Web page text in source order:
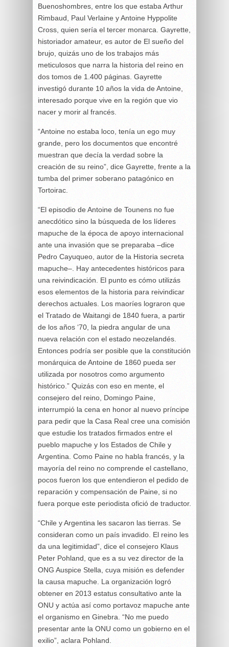
Buenoshombres, entre los que estaba Arthur
Rimbaud, Paul Verlaine y Antoine Hyppolite
Cross, quien sería el tercer monarca. Gayrette,
historiador amateur, es autor de El sueño del
brujo, quizás uno de los trabajos más
meticulosos que narra la historia del reino en
dos tomos de 1.400 páginas. Gayrette
investigó durante 10 años la vida de Antoine,
interesado porque vive en la región que vio
nacer y morir al francés.
“Antoine no estaba loco, tenía un ego muy
grande, pero los documentos que encontré
muestran que decía la verdad sobre la
creación de su reino”, dice Gayrette, frente a la
tumba del primer soberano patagónico en
Tortoirac.
“El episodio de Antoine de Tounens no fue
anecdótico sino la búsqueda de los líderes
mapuche de la época de apoyo internacional
ante una invasión que se preparaba –dice
Pedro Cayuqueo, autor de la Historia secreta
mapuche–. Hay antecedentes históricos para
una reivindicación. El punto es cómo utilizás
esos elementos de la historia para reivindicar
derechos actuales. Los maoríes lograron que
el Tratado de Waitangi de 1840 fuera, a partir
de los años ‘70, la piedra angular de una
nueva relación con el estado neozelandés.
Entonces podría ser posible que la constitución
monárquica de Antoine de 1860 pueda ser
utilizada por nosotros como argumento
histórico.” Quizás con eso en mente, el
consejero del reino, Domingo Paine,
interrumpió la cena en honor al nuevo príncipe
para pedir que la Casa Real cree una comisión
que estudie los tratados firmados entre el
pueblo mapuche y los Estados de Chile y
Argentina. Como Paine no habla francés, y la
mayoría del reino no comprende el castellano,
pocos fueron los que entendieron el pedido de
reparación y compensación de Paine, si no
fuera porque este periodista ofició de traductor.
“Chile y Argentina les sacaron las tierras. Se
consideran como un país invadido. El reino les
da una legitimidad”, dice el consejero Klaus
Peter Pohland, que es a su vez director de la
ONG Auspice Stella, cuya misión es defender
la causa mapuche. La organización logró
obtener en 2013 estatus consultativo ante la
ONU y actúa así como portavoz mapuche ante
el organismo en Ginebra. “No me puedo
presentar ante la ONU como un gobierno en el
exilio”, aclara Pohland.